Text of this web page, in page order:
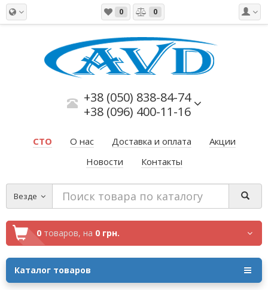
0 0
+38 (050) 838-84-74
+38 (096) 400-11-16
СТО О нас Доставка и оплата
Акции
Новости
Контакты
Везде
0 товаров, на 0 грн.
Каталог товаров